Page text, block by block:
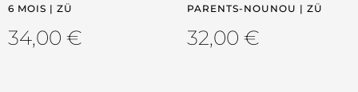
6 MOIS | ZÜ
34,00 €
PARENTS-NOUNOU | ZÜ
32,00 €